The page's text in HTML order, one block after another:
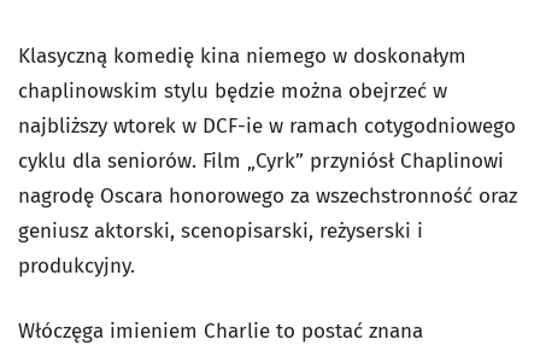
Klasyczną komedię kina niemego w doskonałym
chaplinowskim stylu będzie można obejrzeć w
najbliższy wtorek w DCF-ie w ramach cotygodniowego
cyklu dla seniorów. Film „Cyrk” przyniósł Chaplinowi
nagrodę Oscara honorowego za wszechstronność oraz
geniusz aktorski, scenopisarski, reżyserski i
produkcyjny.
Włóczęga imieniem Charlie to postać znana